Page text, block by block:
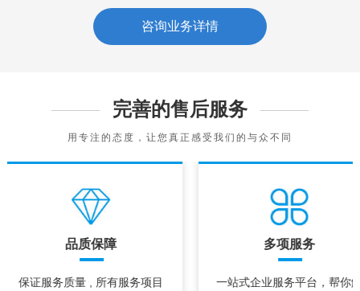
咨询业务详情
完善的售后服务
用专注的态度，让您真正感受我们的与众不同
品质保障
保证服务质量 , 所有服务项目
多项服务
一站式企业服务平台，帮你